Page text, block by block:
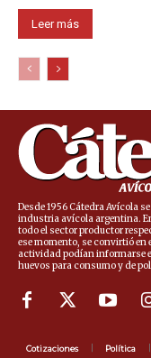
Leer más
Desde 1956 Cátedra Avícola
industria avícola argentina.
todo el sector productor
ese momento, se convirtió
actividad podían informarse
huevos para consumo y de
Cotizaciones Política